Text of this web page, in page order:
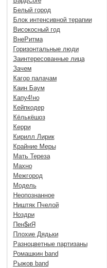
Белый город
Блок интенсивной терапии
Високосный год
ВнеРитма
Горизонтальные люди
Заинтересованные лица
Зачем
Кагор палачам
Каин Баум
Капу4!но
Кейпкодер
Кёлькёшоз
Керри
Кирилл Лирик
Крайние Меры
Мать Тереза
Махно
Межгород
Модель
Неопознанное
Ништяк Пчелой
Ноздри
Пен$иЯ
Плохие Дядьки
Разноцветные партизаны
Ромашкин band
Рыжов band